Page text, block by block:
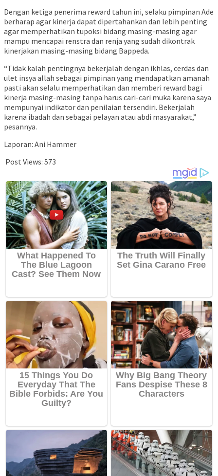
Dengan ketiga penerima reward tahun ini, selaku pimpinan Ade
berharap agar kinerja dapat dipertahankan dan lebih penting
agar memperhatikan tupoksi bidang masing-masing agar
mampu mencapai renstra dan renja yang sudah dikontrak
kinerjakan masing-masing bidang Bappeda.
“Tidak kalah pentingnya bekerjalah dengan ikhlas, cerdas dan
ulet insya allah sebagai pimpinan yang mendapatkan amanah
pasti akan selalu memperhatikan dan memberi reward bagi
kinerja masing-masing tanpa harus cari-cari muka karena saya
mempunyai indikator dan penilaian tersendiri. Bekerjalah
karena ibadah dan sebagai pelayan atau abdi masyarakat,”
pesannya.
Laporan: Ani Hammer
Post Views: 573